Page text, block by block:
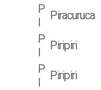
P
I
Piracuruca
P
I
Piripiri
P
I
Piripiri